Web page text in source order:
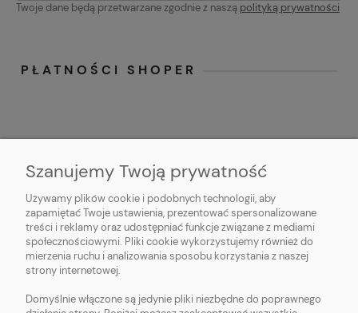
Twoje dane będą przetwarzane zgodnie z naszą polityką prywatności
PŁATNOŚCI SHOPER
O NAS
OBSŁUGA KLIENTA
Szanujemy Twoją prywatność
Używamy plików cookie i podobnych technologii, aby
zapamiętać Twoje ustawienia, prezentować spersonalizowane
treści i reklamy oraz udostępniać funkcje związane z mediami
społecznościowymi. Pliki cookie wykorzystujemy również do
mierzenia ruchu i analizowania sposobu korzystania z naszej
strony internetowej.
Domyślnie włączone są jedynie pliki niezbędne do poprawnego